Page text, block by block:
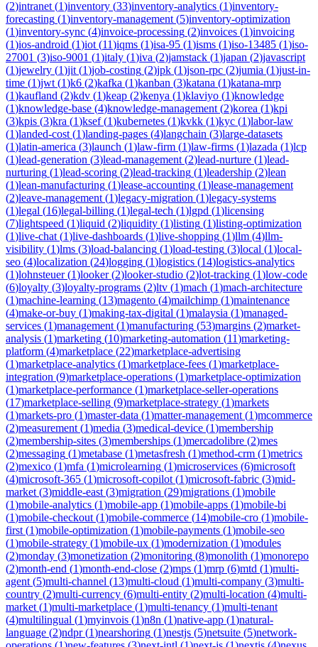
(2)intranet (1)inventory (33)inventory-analytics (1)inventory-
forecasting (1)inventory-management (5)inventory-optimization
(1)inventory-sync (4)invoice-processing (2)invoices (1)invoicing
(1)ios-android (1)iot (11)iqms (1)isa-95 (1)isms (1)iso-13485 (1)iso-
27001 (3)iso-9001 (1)italy (1)iva (2)jamstack (1)japan (2)javascript
(1)jewelry (1)jit (1)job-costing (2)jpk (1)json-rpc (2)jumia (1)just-in-
time (1)jwt (1)k6 (2)kafka (1)kanban (3)katana (1)katana-mrp
(1)kaufland (2)kdv (1)keap (2)kenya (1)klaviyo (1)knowledge
(1)knowledge-base (4)knowledge-management (2)korea (1)kpi
(3)kpis (3)kra (1)ksef(1)kubernetes (1)kvkk (1)kyc (1)labor-law
(1)landed-cost (1)landing-pages (4)langchain (3)large-datasets
(1)latin-america (3)launch (1)law-firm (1)law-firms (1)lazada (1)lcp
(1)lead-generation (3)lead-management (2)lead-nurture (1)lead-
nurturing (1)lead-scoring (2)lead-tracking (1)leadership (2)lean
(1)lean-manufacturing (1)lease-accounting (1)lease-management
(2)leave-management (1)legacy-migration (1)legacy-systems
(1)legal (16)legal-billing (1)legal-tech (1)lgpd (1)licensing
(7)lightspeed (1)liquid (2)liquidity (1)listing (1)listing-optimization
(1)live-chat (1)live-dashboards (1)live-shopping (1)llm (4)llm-
visibility (1)lms (3)load-balancing (1)load-testing (3)local (1)local-
seo (4)localization (24)logging (1)logistics (14)logistics-analytics
(1)lohnsteuer(1)looker(2)looker-studio (2)lot-tracking (1)low-code
(6)loyalty (3)loyalty-programs (2)ltv (1)mach (1)mach-architecture
(1)machine-learning (13)magento (4)mailchimp (1)maintenance
(4)make-or-buy (1)making-tax-digital (1)malaysia (1)managed-
services (1)management (1)manufacturing (53)margins (2)market-
analysis (1)marketing (10)marketing-automation (11)marketing-
platform (4)marketplace (22)marketplace-advertising
(1)marketplace-analytics (1)marketplace-fees (1)marketplace-
integration (9)marketplace-operations (1)marketplace-optimization
(1)marketplace-performance (1)marketplace-seller-operations
(17)marketplace-selling (9)marketplace-strategy (1)markets
(1)markets-pro (1)master-data (1)matter-management (1)mcommerce
(2)measurement (1)media (3)medical-device (1)membership
(2)membership-sites (3)memberships (1)mercadolibre (2)mes
(2)messaging (1)metabase (1)metasfresh (1)method-crm (1)metrics
(2)mexico (1)mfa (1)microlearning (1)microservices (6)microsoft
(4)microsoft-365 (1)microsoft-copilot (1)microsoft-fabric (3)mid-
market (3)middle-east (3)migration (29)migrations (1)mobile
(1)mobile-analytics (1)mobile-app (1)mobile-apps (1)mobile-bi
(1)mobile-checkout (1)mobile-commerce (14)mobile-cro (1)mobile-
first (1)mobile-optimization (1)mobile-payments (1)mobile-seo
(1)mobile-strategy (1)mobile-ux (1)modernization (1)modules
(2)monday (3)monetization (2)monitoring (8)monolith (1)monorepo
(2)month-end (1)month-end-close (2)mps (1)mrp (6)mtd (1)multi-
agent (5)multi-channel (13)multi-cloud (1)multi-company (3)multi-
country (2)multi-currency (6)multi-entity (2)multi-location (4)multi-
market (1)multi-marketplace (1)multi-tenancy (1)multi-tenant
(4)multilingual (1)myinvois (1)n8n (1)native-app (1)natural-
language (2)ndpr(1)nearshoring (1)nestjs (5)netsuite (5)network-